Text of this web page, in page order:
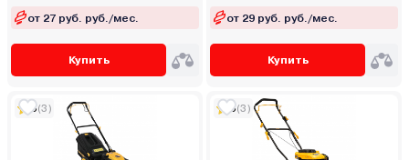
от 27 руб. руб./мес.
Купить
от 29 руб. руб./мес.
Купить
5(3) 5(3)